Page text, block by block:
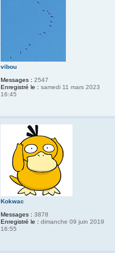
vibou
Messages : 2547
Enregistré le : samedi 11 mars 2023
16:45
Kokwac
Messages : 3878
Enregistré le : dimanche 09 juin 2019
16:55